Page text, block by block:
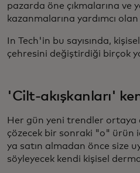
pazarda öne çıkmalarına ve
kazanmalarına yardımcı
In Tech'in bu sayısında,
çehresini değiştirdiği birçok
'Cilt-akışkanları'
Her gün yeni trendler ortaya
çözecek bir sonraki "o" ürün
ya satın almadan önce size
söyleyecek kendi kişisel